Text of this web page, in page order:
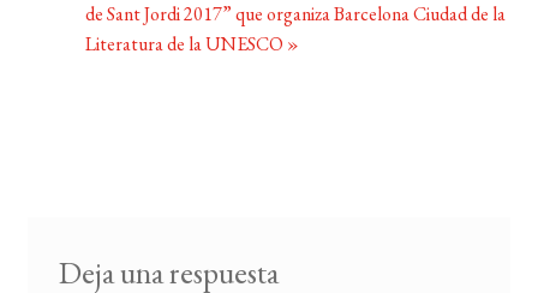
de Sant Jordi 2017” que organiza Barcelona Ciudad de la
Literatura de la UNESCO »
Deja una respuesta